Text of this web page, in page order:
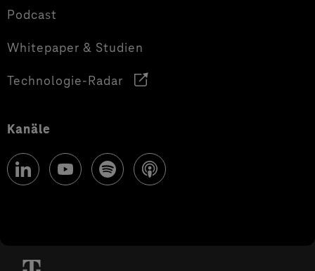
Podcast
Whitepaper & Studien
Technologie-Radar
Kanäle